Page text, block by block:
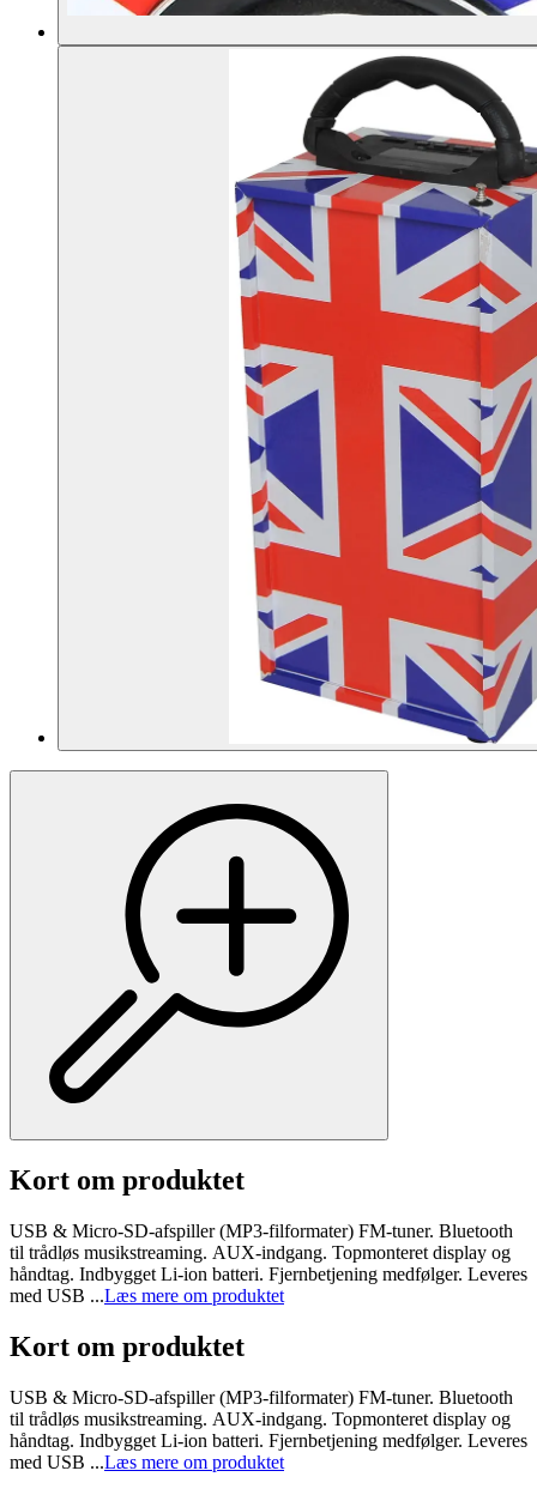
Kort om produktet
USB & Micro-SD-afspiller (MP3-filformater) FM-tuner. Bluetooth
til trådløs musikstreaming. AUX-indgang. Topmonteret display og
håndtag. Indbygget Li-ion batteri. Fjernbetjening medfølger. Leveres
med USB ...Læs mere om produktet
Kort om produktet
USB & Micro-SD-afspiller (MP3-filformater) FM-tuner. Bluetooth
til trådløs musikstreaming. AUX-indgang. Topmonteret display og
håndtag. Indbygget Li-ion batteri. Fjernbetjening medfølger. Leveres
med USB ...Læs mere om produktet